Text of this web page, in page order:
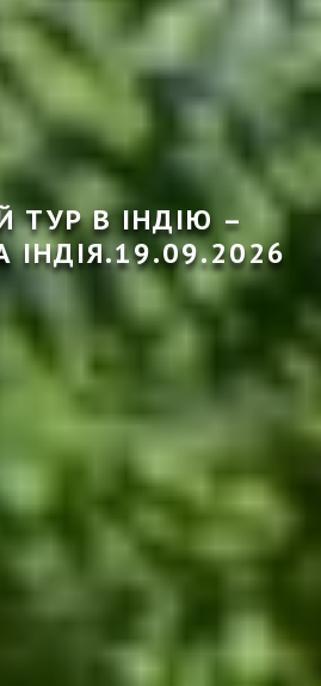
ТУР В ІНДІЮ –
ІНДІЯ.19.09.2026